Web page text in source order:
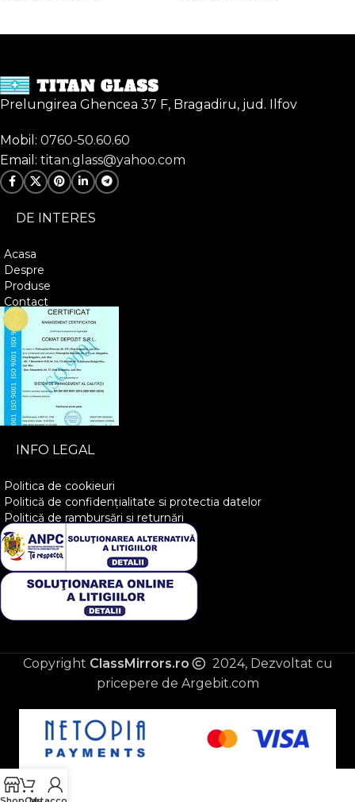
Prelungirea Ghencea 37 F, Bragadiru, jud. Ilfov
Mobil: 0760-50.60.60
Email: titan.glass@yahoo.com
DE INTERES
Acasa
Despre
Produse
Contact
INFO LEGAL
Politica de cookieuri
Politică de confidențialitate si protectia datelor
Politică de rambursări și returnări
Copyright ClassMirrors.ro
2024, Dezvoltat cu
pricepere de Argebit.com